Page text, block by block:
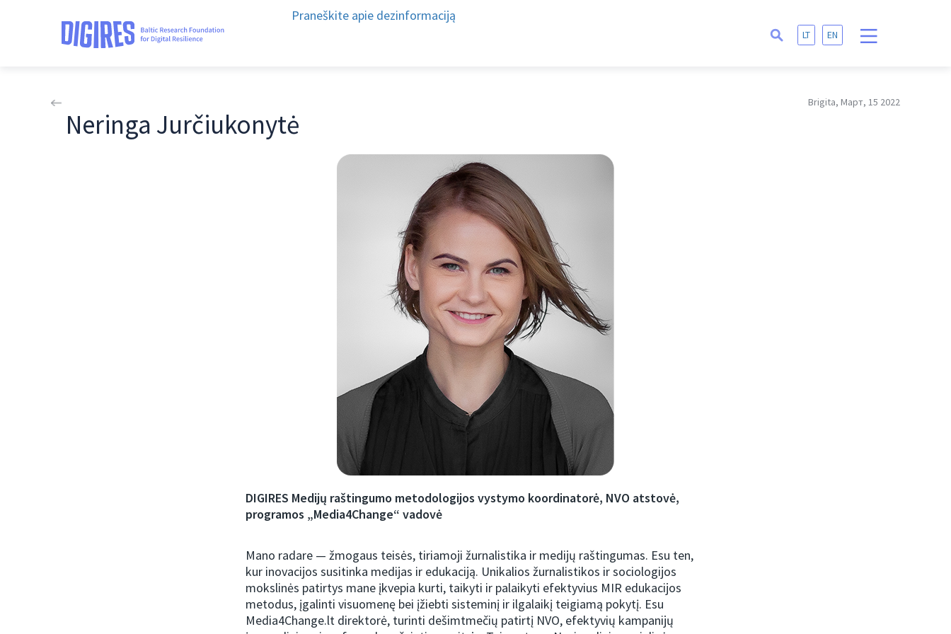
Praneškite apie dezinformaciją
LT EN
Brigita, Март, 15 2022
Neringa Jurčiukonytė
DIGIRES Medijų raštingumo metodologijos vystymo koordinatorė, NVO atstovė,
programos „Media4Change“ vadovė
Mano radare — žmogaus teisės, tiriamoji žurnalistika ir medijų raštingumas. Esu ten,
kur inovacijos susitinka medijas ir edukaciją. Unikalios žurnalistikos ir sociologijos
mokslinės patirtys mane įkvepia kurti, taikyti ir palaikyti efektyvius MIR edukacijos
metodus, įgalinti visuomenę bei įžiebti sisteminį ir ilgalaikį teigiamą pokytį. Esu
Media4Change.lt direktorė, turinti dešimtmečių patirtį NVO, efektyvių kampanijų